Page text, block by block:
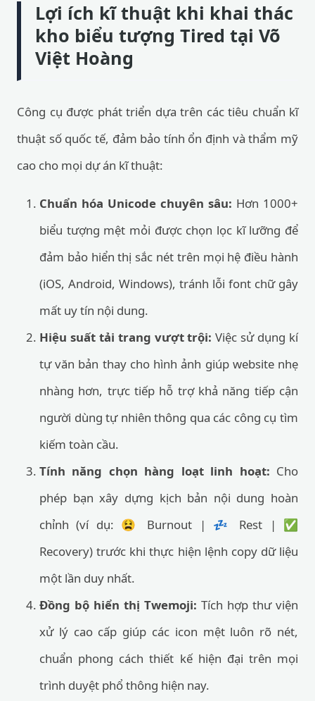
Lợi ích kĩ thuật khi khai thác
kho biểu tượng Tired tại Võ
Việt Hoàng
Công cụ được phát triển dựa trên các tiêu chuẩn kĩ
thuật số quốc tế, đảm bảo tính ổn định và thẩm mỹ
cao cho mọi dự án kĩ thuật:
Chuẩn hóa Unicode chuyên sâu: Hơn 1000+
biểu tượng mệt mỏi được chọn lọc kĩ lưỡng để
đảm bảo hiển thị sắc nét trên mọi hệ điều hành
(iOS, Android, Windows), tránh lỗi font chữ gây
mất uy tín nội dung.
Hiệu suất tải trang vượt trội: Việc sử dụng kí
tự văn bản thay cho hình ảnh giúp website nhẹ
nhàng hơn, trực tiếp hỗ trợ khả năng tiếp cận
người dùng tự nhiên thông qua các công cụ tìm
kiếm toàn cầu.
Tính năng chọn hàng loạt linh hoạt: Cho
phép bạn xây dựng kịch bản nội dung hoàn
chỉnh (ví dụ: 😫 Burnout | 💤 Rest | ✅
Recovery) trước khi thực hiện lệnh copy dữ liệu
một lần duy nhất.
Đồng bộ hiển thị Twemoji: Tích hợp thư viện
xử lý cao cấp giúp các icon mệt luôn rõ nét,
chuẩn phong cách thiết kế hiện đại trên mọi
trình duyệt phổ thông hiện nay.